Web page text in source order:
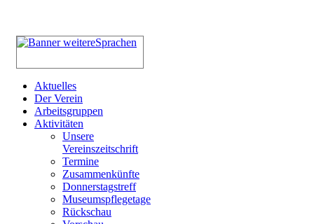
Aktuelles
Der Verein
Arbeitsgruppen
Aktivitäten
Unsere
Vereinszeitschrift
Termine
Zusammenkünfte
Donnerstagstreff
Museumspflegetage
Rückschau